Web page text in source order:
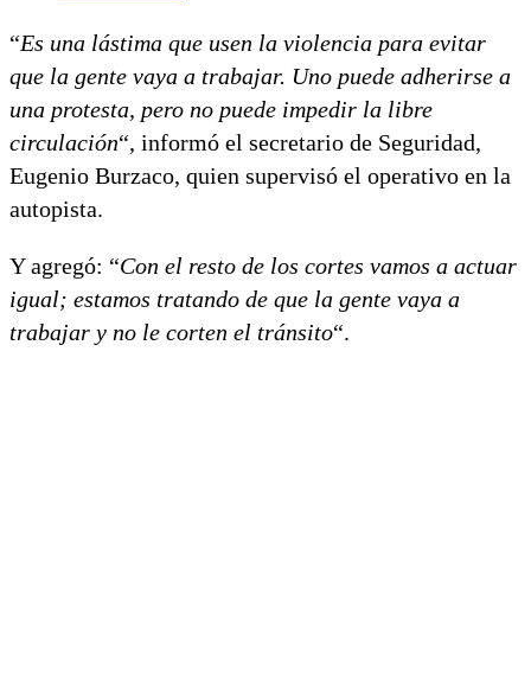
“Es una lástima que usen la violencia para evitar
que la gente vaya a trabajar. Uno puede adherirse a
una protesta, pero no puede impedir la libre
circulación“, informó el secretario de Seguridad,
Eugenio Burzaco, quien supervisó el operativo en la
autopista.
Y agregó: “Con el resto de los cortes vamos a actuar
igual; estamos tratando de que la gente vaya a
trabajar y no le corten el tránsito“.